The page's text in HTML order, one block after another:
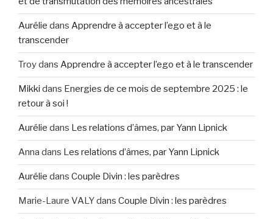
Aurélie dans Apprendre à accepter l’ego et à le
transcender
Troydans Apprendre à accepter l’ego et à le transcender
Mikki dans Energies de ce mois de septembre 2025 : le
retour à soi !
Aurélie dans Les relations d’âmes, par Yann Lipnick
Anna dans Les relations d’âmes, par Yann Lipnick
Aurélie dans Couple Divin : les parèdres
Marie-Laure VALYdans Couple Divin : les parèdres